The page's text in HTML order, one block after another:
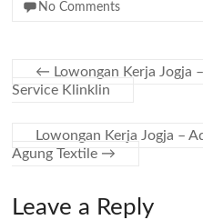
No Comments
← Lowongan Kerja Jogja
Service Klinklin
Lowongan Kerja Jogja –
Agung Textile →
Leave a Reply